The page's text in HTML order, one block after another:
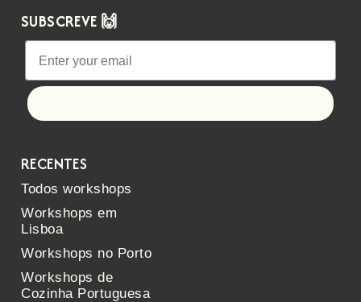
SUBSCREVE 🙌
RECENTES
Todos workshops
Workshops em
Lisboa
Workshops no Porto
Workshops de
Cozinha Portuguesa